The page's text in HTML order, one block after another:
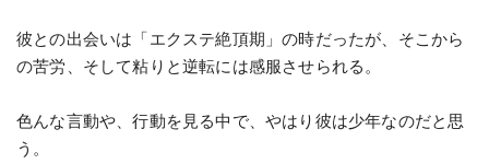
彼との出会いは「エクステ絶頂期」の時だったが、そこから
の苦労、そして粘りと逆転には感服させられる。
色んな言動や、行動を見る中で、やはり彼は少年なのだと思
う。